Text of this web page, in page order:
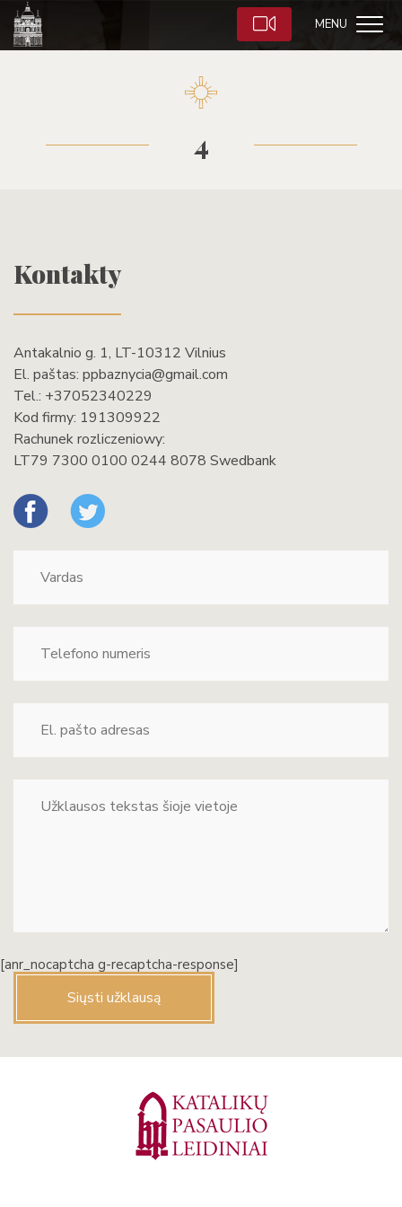
MENU
4
Kontakty
Antakalnio g. 1, LT-10312 Vilnius
El. paštas: ppbaznycia@gmail.com
Tel.: +37052340229
Kod firmy: 191309922
Rachunek rozliczeniowy:
LT79 7300 0100 0244 8078 Swedbank
[anr_nocaptcha g-recaptcha-response]